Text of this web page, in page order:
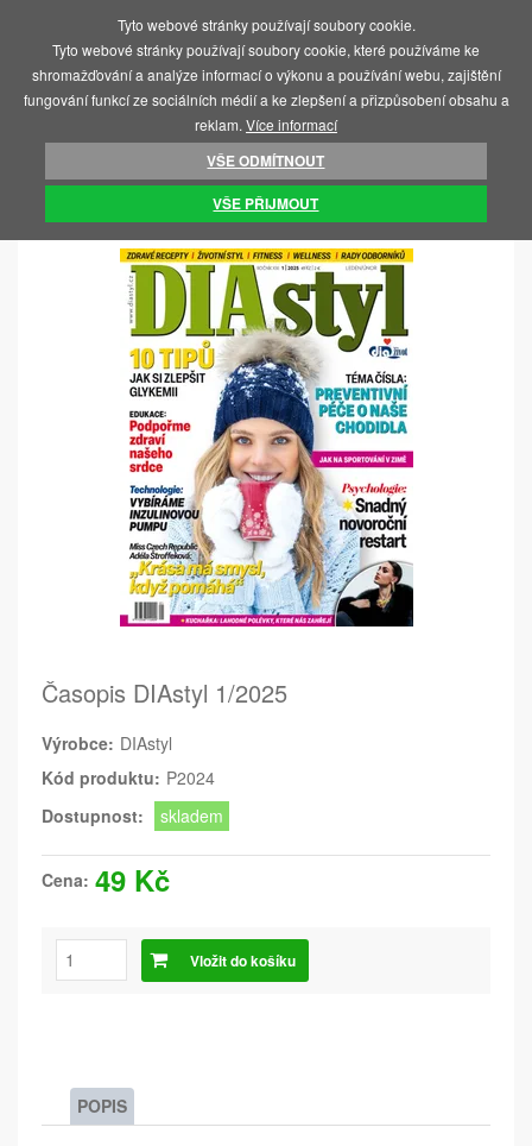
ÚVOD KNIHY A ČASOPISY
Časopis DIAstyl 1/2025
Výrobce: DIAstyl
Kód produktu: P2024
Dostupnost:
skladem
Cena: 49 Kč
Vložit do košíku
POPIS
Tyto webové stránky používají soubory cookie.
Tyto webové stránky používají soubory cookie, které používáme ke
shromažďování a analýze informací o výkonu a používání webu, zajištění
fungování funkcí ze sociálních médií a ke zlepšení a přizpůsobení obsahu a
reklam. Více informací
VŠE ODMÍTNOUT
VŠE PŘIJMOUT